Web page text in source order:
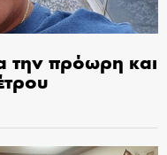
την πρόωρη και